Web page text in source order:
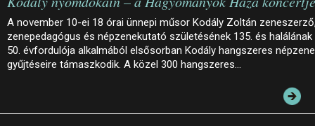
A november 10-ei 18 órai ünnepi műsor Kodály Zoltán
zenepedagógus és népzenekutató születésének 135. és halálának
50. évfordulója alkalmából elsősorban Kodály hangszeres
gyűjtéseire támaszkodik. A közel 300 hangszeres…